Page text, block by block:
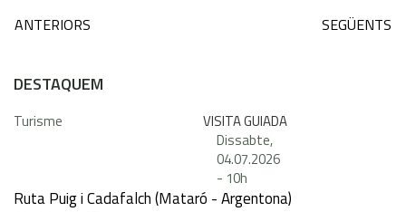
ANTERIORS SEGÜENTS
DESTAQUEM
Turisme
VISITA GUIADA
Dissabte,
04.07.2026
- 10h
Ruta Puig i Cadafalch (Mataró - Argentona)